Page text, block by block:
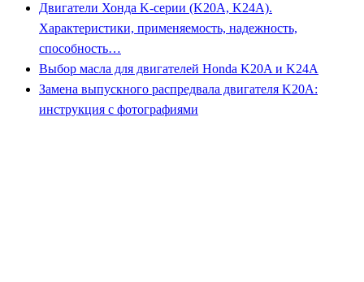
Двигатели Хонда K-серии (K20A, K24A).
Характеристики, применяемость, надежность,
способность…
Выбор масла для двигателей Honda K20A и K24A
Замена выпускного распредвала двигателя K20A:
инструкция с фотографиями